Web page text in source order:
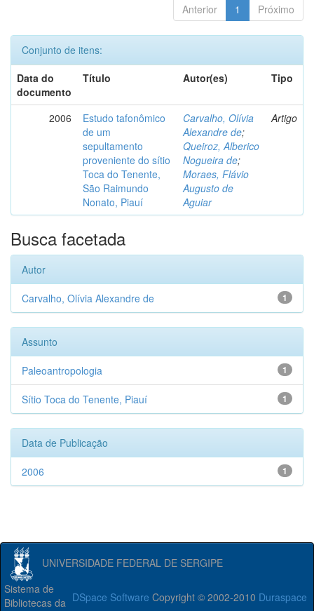
Anterior 1 Próximo
Conjunto de itens:
Data do
documento
Título Autor(es) Tipo
2006
Estudo tafonômico
de um
sepultamento
proveniente do sítio
Toca do Tenente,
São Raimundo
Nonato, Piauí
Carvalho, Olívia
Alexandre de;
Queiroz, Alberico
Nogueira de;
Moraes, Flávio
Augusto de
Aguiar
Artigo
Busca facetada
Autor
1
Carvalho, Olívia Alexandre de
Assunto
1
Paleoantropologia
1
Sítio Toca do Tenente, Piauí
Data de Publicação
1
2006
UNIVERSIDADE FEDERAL DE SERGIPE
DSpace Software Copyright © 2002-2010 Duraspace
Sistema de
Bibliotecas da